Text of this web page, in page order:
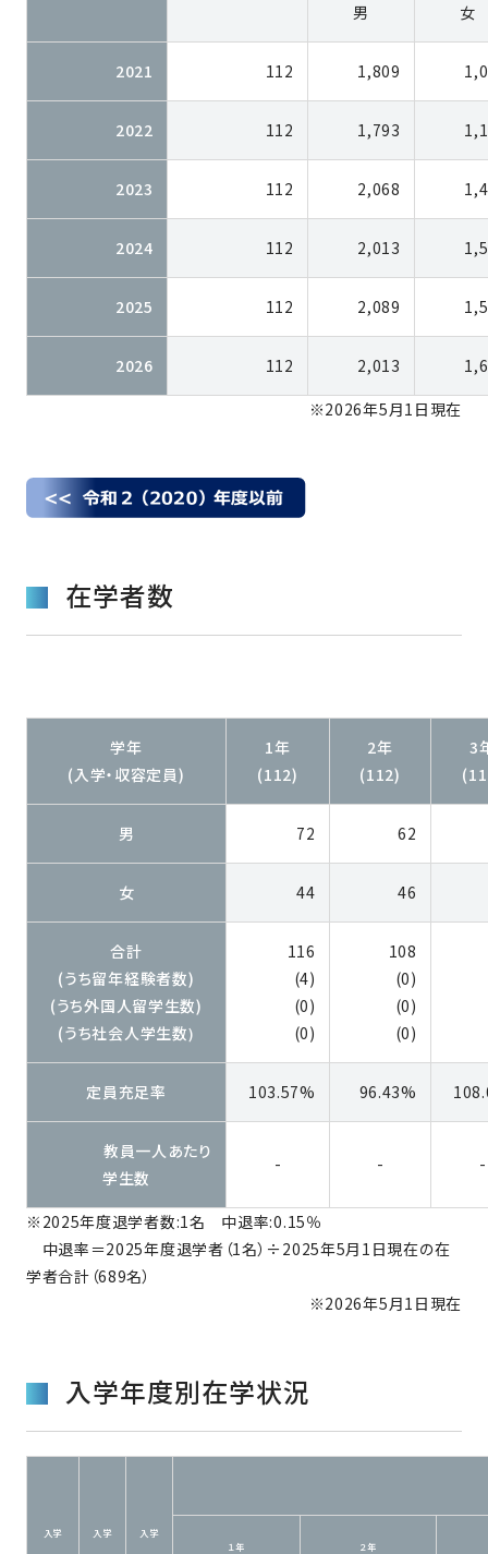
男 女
2021 112 1,809
2022 112 1,793
2023 112 2,068
2024 112 2,013
2025 112 2,089
2026 112 2,013
※2026年5月1日現在
在学者数
学年
(入学・収容定員)
1年
(112)
2年
(112)
3
男 72 62
女 44 46
合計
(うち留年経験者数)
(うち外国人留学生数)
(うち社会人学生数)
116
(4)
(0)
(0)
108
(0)
(0)
(0)
定員充足率 103.57% 96.43%
教員一人あたり
学生数
- - -
※2025年度退学者数:1名 中退率:0.15％
中退率＝2025年度退学者（1名）÷2025年5月1日現在の在
学者合計（689名）
※2026年5月1日現在
入学年度別在学状況
入学 入学 入学
１年 ２年